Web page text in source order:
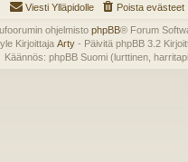
Poista evästeet
Viesti Ylläpidolle
ohjelmisto phpBB® Forum
Kirjoittaja Arty- Päivitä phpBB 3.2
Käännös: phpBB Suomi (lurttinen,